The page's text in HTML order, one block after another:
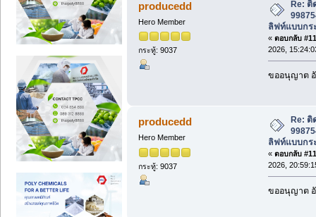
producedd
Hero Member
กระทู้: 9037
Re: ติ
ลิฟท์แบบกร
« ตอบกลับ
2026,
ขออนุญาต
producedd
Hero Member
กระทู้: 9037
Re: ติ
ลิฟท์แบบกร
« ตอบกลับ
2026,
ขออนุญาต